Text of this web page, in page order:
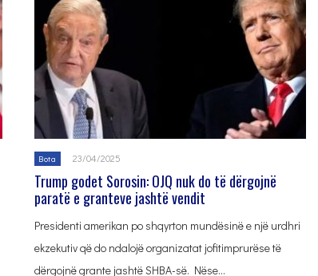
Bota 23/04/2025
Trump godet Sorosin: OJQ nuk do të dërgojnë
paratë e granteve jashtë vendit
Presidenti amerikan po shqyrton mundësinë e një urdhri
ekzekutiv që do ndalojë organizatat jofitimprurëse të
dërgojnë grante jashtë SHBA-së. Nëse…